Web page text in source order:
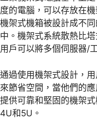
度的電腦，可以存放在
機架式機箱被設計成不
中。機架式系統散熱比
用戶可以將多個伺服器/
通過使用機架式設計，
來節省空間，當他們的
提供可靠和堅固的機架
4U和5U。